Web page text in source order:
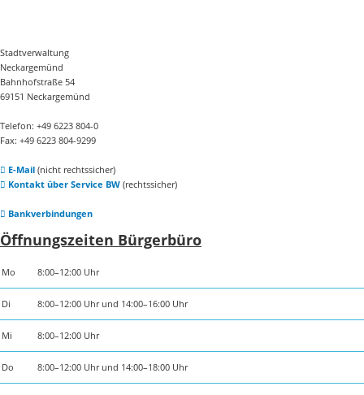
Stadtverwaltung
Neckargemünd
Bahnhofstraße 54
69151 Neckargemünd
Telefon: +49 6223 804-0
Fax: +49 6223 804-9299
E-Mail(nicht rechtssicher)
Kontakt über Service BW(rechtssicher)
Bankverbindungen
Öffnungszeiten Bürgerbüro
Mo 8:00–12:00 Uhr
Di 8:00–12:00 Uhr und 14:00–16:00 Uhr
Mi 8:00–12:00 Uhr
Do 8:00–12:00 Uhr und 14:00–18:00 Uhr